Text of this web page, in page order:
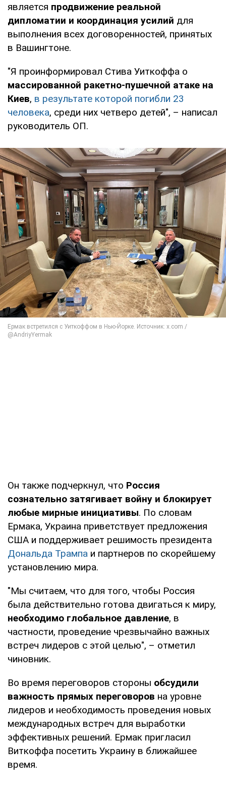
является продвижение реальной
дипломатии и координация усилий для
выполнения всех договоренностей, принятых
в Вашингтоне.
"Я проинформировал Стива Уиткоффа о
массированной ракетно-пушечной атаке на
Киев, в результате которой погибли 23
человека, среди них четверо детей", – написал
руководитель ОП.
Он также подчеркнул, что Россия
сознательно затягивает войну и блокирует
любые мирные инициативы. По словам
Ермака, Украина приветствует предложения
США и поддерживает решимость президента
Дональда Трампа и партнеров по скорейшему
установлению мира.
"Мы считаем, что для того, чтобы Россия
была действительно готова двигаться к миру,
необходимо глобальное давление, в
частности, проведение чрезвычайно важных
встреч лидеров с этой целью", – отметил
чиновник.
Во время переговоров стороны обсудили
важность прямых переговоров на уровне
лидеров и необходимость проведения новых
международных встреч для выработки
эффективных решений. Ермак пригласил
Виткоффа посетить Украину в ближайшее
время.